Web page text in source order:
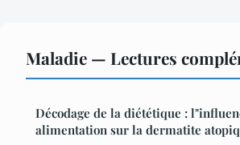
Maladie — Lectures
Décodage de la diététique :
alimentation sur la dermatite